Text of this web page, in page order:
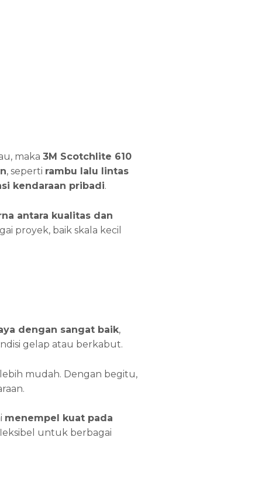
maka 3M Scotchlite 610
, seperti rambu lalu lintas
kendaraan pribadi.
antara kualitas dan
proyek, baik skala kecil
dengan sangat baik,
gelap atau berkabut.
mudah. Dengan begitu,
menempel kuat pada
untuk berbagai